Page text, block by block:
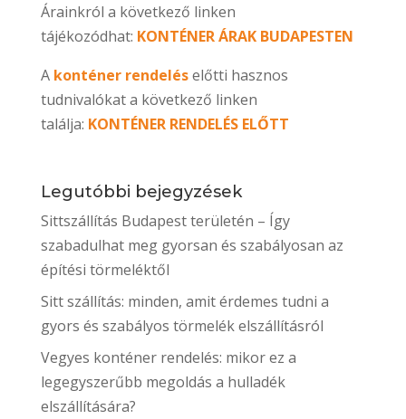
Árainkról a következő linken
tájékozódhat: KONTÉNER ÁRAKBUDAPESTEN
A konténer rendeléselőtti hasznos
tudnivalókat a következő linken
találja: KONTÉNER RENDELÉS ELŐTT
Legutóbbi bejegyzések
Sittszállítás Budapest területén – Így
szabadulhat meg gyorsan és szabályosan az
építési törmeléktől
Sitt szállítás: minden, amit érdemes tudni a
gyors és szabályos törmelék elszállításról
Vegyes konténer rendelés: mikor ez a
legegyszerűbb megoldás a hulladék
elszállítására?